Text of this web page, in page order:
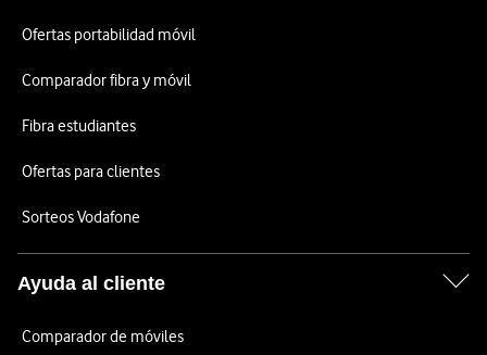
Ofertas portabilidad móvil
Comparador fibra y móvil
Fibra estudiantes
Ofertas para clientes
Sorteos Vodafone
Ayuda al cliente
Comparador de móviles